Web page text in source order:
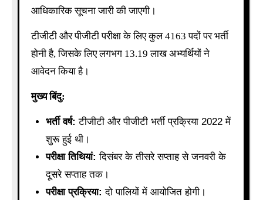
आधिकारिक सूचना जारी की जाएगी।
टीजीटी और पीजीटी परीक्षा के लिए कुल 4163 पदों पर भर्ती
होनी है, जिसके लिए लगभग 13.19 लाख अभ्यर्थियों ने
आवेदन किया है।
मुख्य बिंदु:
भर्ती वर्ष: टीजीटी और पीजीटी भर्ती प्रक्रिया 2022 में
शुरू हुई थी।
परीक्षा तिथियां: दिसंबर के तीसरे सप्ताह से जनवरी के
दूसरे सप्ताह तक।
परीक्षा प्रक्रिया: दो पालियों में आयोजित होगी।